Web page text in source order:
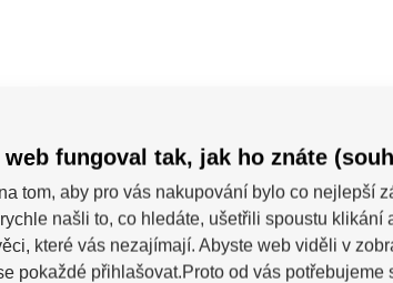
web fungoval tak, jak ho znáte
tom, aby pro vás nakupování bylo co nejlepší
našli to, co hledáte, ušetřili spoustu klikání
které vás nezajímají. Abyste web viděli v
pokaždé přihlašovat.Proto od vás potřebujeme